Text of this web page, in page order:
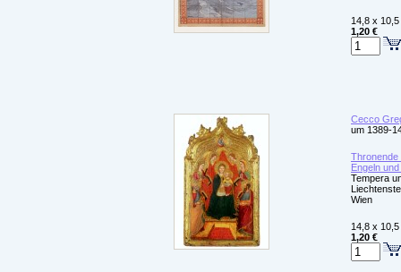
14,8 x 10,5
1,20 €
Cecco
um 1389-
Thronende
Engeln
Tempera
Wien
14,8 x 10,5
1,20 €